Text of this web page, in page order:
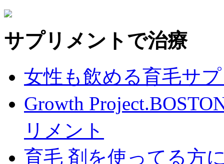
サプリメントで治療
女性も飲める育毛サ
Growth
リメント
育毛 剤を使ってる方